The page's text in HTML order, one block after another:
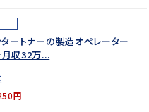
タートナーの製造オペレーター
収32万...
円